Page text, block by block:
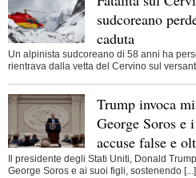
sudcoreano
caduta
Un alpinista sudcoreano di 58 anni ha
rientrava dalla vetta del Cervino sul
Trump invoca
George Soros
accuse false e
Il presidente degli Stati Uniti, Donald
George Soros e ai suoi figli, sostenendo [...]